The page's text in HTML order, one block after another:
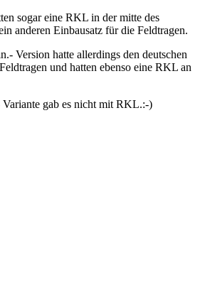
sogar eine RKL in der mitte des
anderen Einbausatz für die Feldtragen.
Version hatte allerdings den deutschen
und hatten ebenso eine RKL an
Variante gab es nicht mit RKL.:-)